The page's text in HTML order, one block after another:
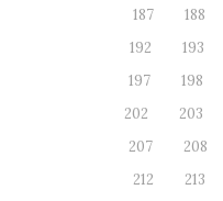
187
188
192
193
197
198
202
203
207
208
212
213